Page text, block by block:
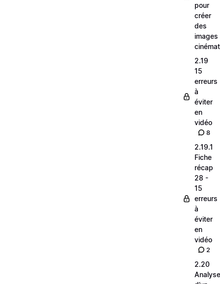
pour
créer
des
images
2.19
15
erreurs
à
éviter
en
vidéo
8
2.19.1
Fiche
récap
28 -
15
erreurs
à
éviter
en
vidéo
2
2.20
Analyse